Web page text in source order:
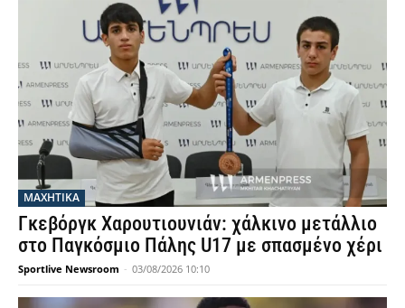
ΜΑΧΗΤΙΚΑ
Γκεβόργκ Χαρουτιουνιάν: χάλκινο μετάλλιο
στο Παγκόσμιο Πάλης U17 με σπασμένο χέρι
Sportlive Newsroom - 03/08/2026 10:10